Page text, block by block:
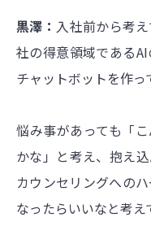
黒澤： 入社前から考
社の得意領域である
チャットボットを作っ
悩み事があっても「
かな」と考え、抱え
カウンセリングへの
なったらいいなと考え